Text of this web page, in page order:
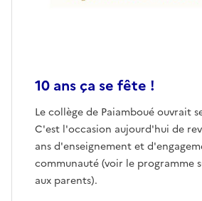
10 ans ça se fête !
Le collège de Paiamboué ouvrait
C'est l'occasion aujourd'hui de
ans d'enseignement et
communauté (voir le programme
aux parents).